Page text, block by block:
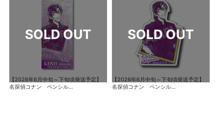
【2026年6月中旬～下旬頃発送予定】
名探偵コナン ペンシル...
【2026年6月中旬～下旬頃発送予定】
名探偵コナン ペンシル...